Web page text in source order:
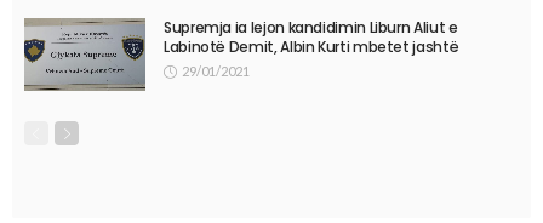
Supremja ia lejon kandidimin Liburn Aliut e
Labinotë Demit, Albin Kurti mbetet jashtë
29/01/2021